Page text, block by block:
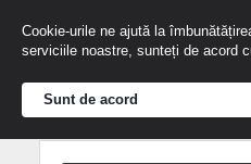
Cookie-urile ne ajută la
serviciile noastre, sunteți de acord
Sunt de acord